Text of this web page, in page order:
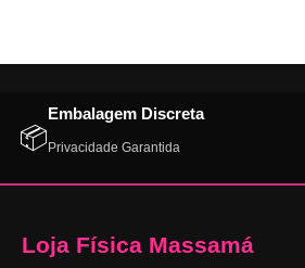
📦
Embalagem Discreta
Privacidade Garantida
Loja Física Massamá